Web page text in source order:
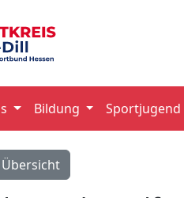
Bildung Sportjugend